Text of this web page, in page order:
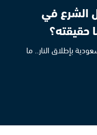
الشرع في
حقيقته؟
بإطلاق النار.. ما